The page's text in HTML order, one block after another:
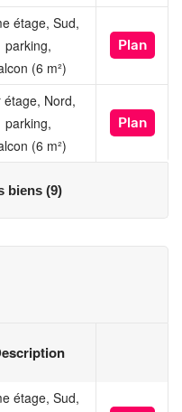
étage, Sud,
parking,
(6 m²)
Plan
étage, Nord,
parking,
(6 m²)
Plan
biens (9)
étage, Sud,